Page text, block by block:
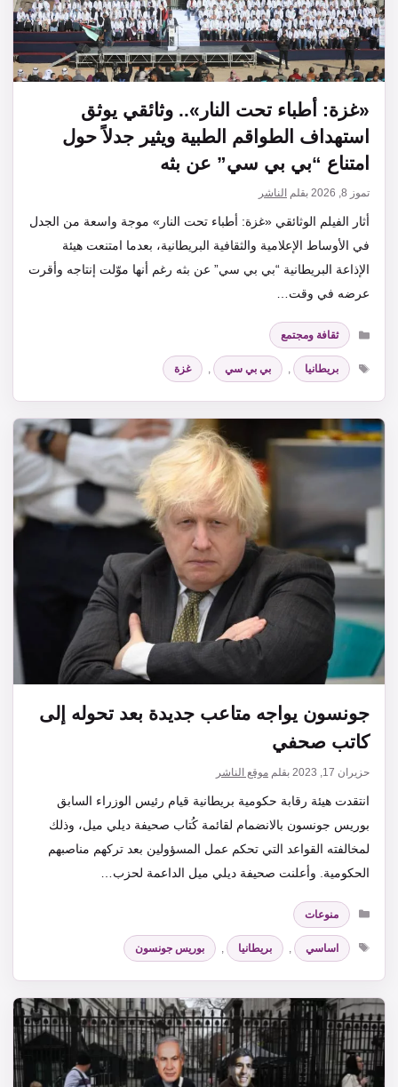
«غزة: أطباء تحت النار».. وثائقي يوثق
استهداف الطواقم الطبية ويثير جدلاً حول
امتناع “بي بي سي” عن بثه
تموز 8, 2026 بقلم الناشر
أثار الفيلم الوثائقي «غزة: أطباء تحت النار» موجة واسعة من الجدل
في الأوساط الإعلامية والثقافية البريطانية، بعدما امتنعت هيئة
الإذاعة البريطانية “بي بي سي” عن بثه رغم أنها موّلت إنتاجه وأقرت
عرضه في وقت…
التصنيفات
ثقافة ومجتمع
الوسوم
بريطانيا , بي بي سي , غزة
جونسون يواجه متاعب جديدة بعد تحوله إلى
كاتب صحفي
حزيران 17, 2023 بقلم موقع الناشر
انتقدت هيئة رقابة حكومية بريطانية قيام رئيس الوزراء السابق
بوريس جونسون بالانضمام لقائمة كُتاب صحيفة ديلي ميل، وذلك
لمخالفته القواعد التي تحكم عمل المسؤولين بعد تركهم مناصبهم
الحكومية. وأعلنت صحيفة ديلي ميل الداعمة لحزب…
التصنيفات
منوعات
الوسوم
اساسي بريطانيا بوريس جونسون